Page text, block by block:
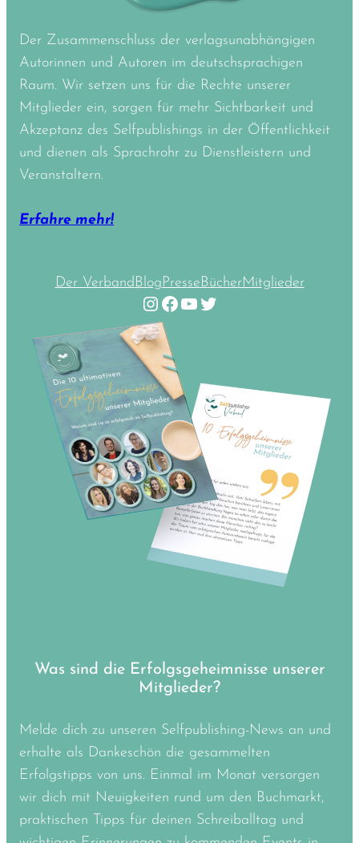
Der Zusammenschluss der verlagsunabhängigen
Autorinnen und Autoren im deutschsprachigen
Raum. Wir setzen uns für die Rechte unserer
Mitglieder ein, sorgen für mehr Sichtbarkeit und
Akzeptanz des Selfpublishings in der Öffentlichkeit
und dienen als Sprachrohr zu Dienstleistern und
Veranstaltern.
Erfahre mehr!
Der VerbandBlogPresseBücherMitglieder
Instagram Facebook YouTube Twitter
Was sind die Erfolgsgeheimnisse unserer
Mitglieder?
Melde dich zu unseren Selfpublishing-News an und
erhalte als Dankeschön die gesammelten
Erfolgstipps von uns. Einmal im Monat versorgen
wir dich mit Neuigkeiten rund um den Buchmarkt,
praktischen Tipps für deinen Schreiballtag und